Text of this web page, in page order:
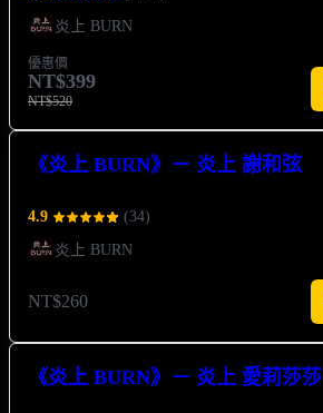
炎上 BURN
優惠價
NT$399
NT$520
《炎上 BURN》－ 炎上 謝和弦
4.9 (34)
炎上 BURN
NT$260
《炎上 BURN》－ 炎上 愛莉莎莎